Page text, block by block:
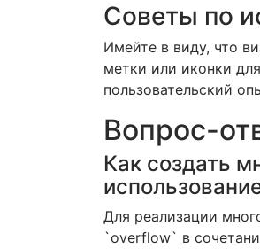
Советы по
Имейте в виду, что
метки или иконки
пользовательский
Вопрос-
Как создать
Для реализации
`overflow` в